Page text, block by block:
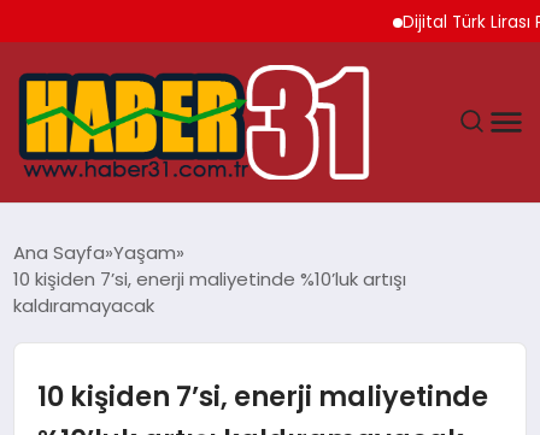
Dijital Türk Lirası
HATAY
EKONOMI
Ana Sayfa Yaşam
10 kişiden 7’si, enerji maliyetinde %10’luk artışı
kaldıramayacak
10 kişiden 7’si, enerji maliyetinde